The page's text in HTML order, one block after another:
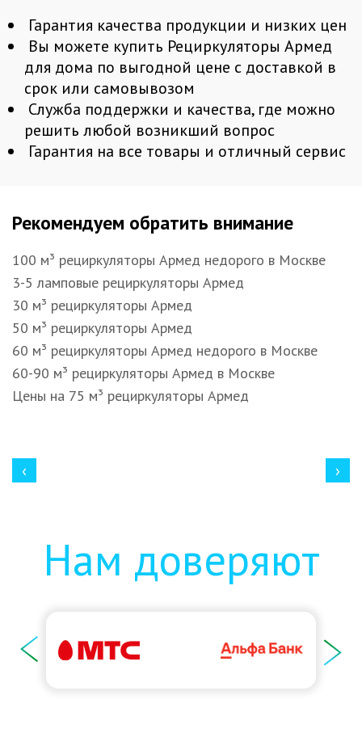
Гарантия качества продукции и низких цен
Вы можете купить Рециркуляторы Армед
для дома по выгодной цене с доставкой в
срок или самовывозом
Служба поддержки и качества, где можно
решить любой возникший вопрос
Гарантия на все товары и отличный сервис
Рекомендуем обратить внимание
100 м³ рециркуляторы Армед недорого в Москве
3-5 ламповые рециркуляторы Армед
30 м³ рециркуляторы Армед
50 м³ рециркуляторы Армед
60 м³ рециркуляторы Армед недорого в Москве
60-90 м³ рециркуляторы Армед в Москве
Цены на 75 м³ рециркуляторы Армед
‹ ›
Нам доверяют